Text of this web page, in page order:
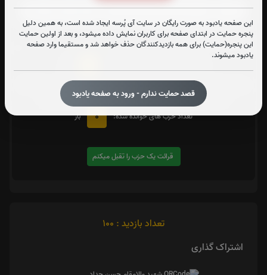
این صفحه یادبود به صورت رایگان در سایت آی پُرسه ایجاد شده است، به همین دلیل
پنجره حمایت در ابتدای صفحه برای کاربران نمایش داده میشود، و بعد از اولین حمایت
این پنجره(حمایت) برای همه بازدیدکنندگان حذف خواهد شد و مستقیما وارد صفحه
یادبود میشوند.
قصد حمایت ندارم - ورود به صفحه یادبود
متن زیارت شهدا
در صورت تمایل با کلیک بر روی دکمه زیر قرائتیک حزبرا تقبل کنید. بعد از کلیک
کردن سامانه شماره و صوت اولین حزب خوانده نشده را نمایش میدهد
تعداد حزب های خوانده شده:
0 بار
قرائت یک حزب را تقبل میکنم
تعداد بازدید : 100
اشتراک گذاری